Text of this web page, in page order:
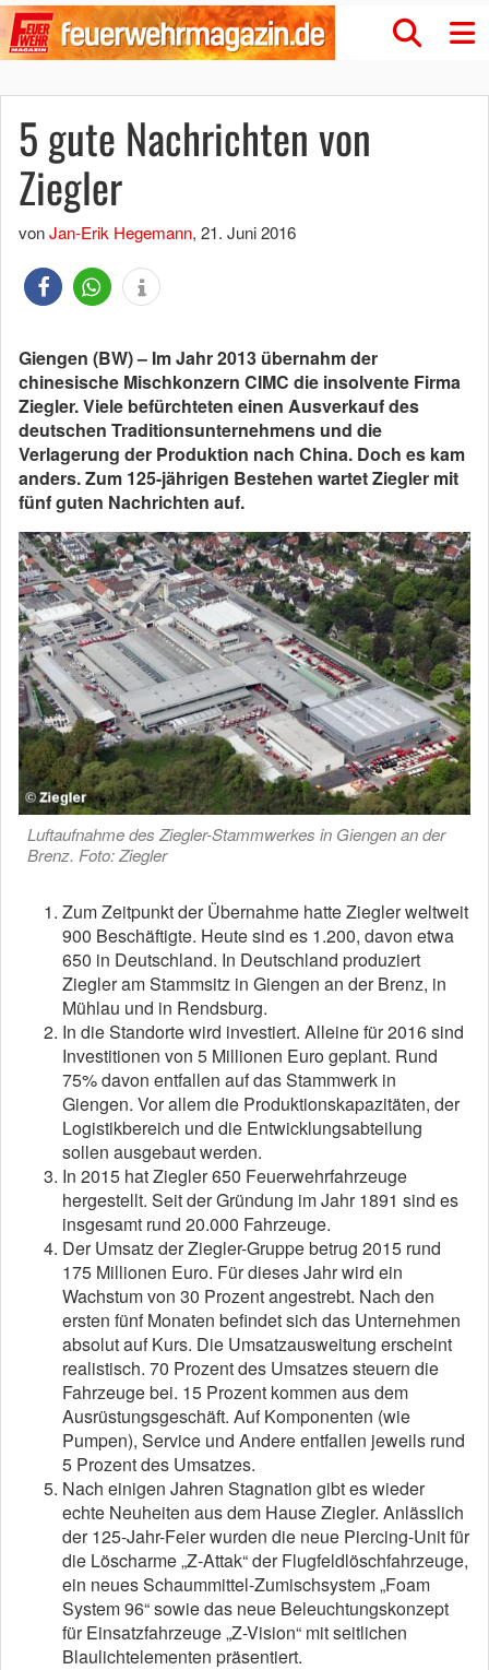
5 gute Nachrichten von
Ziegler
vonJan-Erik Hegemann, 21. Juni 2016
Giengen (BW) – Im Jahr 2013 übernahm der
chinesische Mischkonzern CIMC die insolvente Firma
Ziegler. Viele befürchteten einen Ausverkauf des
deutschen Traditionsunternehmens und die
Verlagerung der Produktion nach China. Doch es kam
anders. Zum 125-jährigen Bestehen wartet Ziegler mit
fünf guten Nachrichten auf.
Luftaufnahme des Ziegler-Stammwerkes in Giengen an der
Brenz. Foto: Ziegler
Zum Zeitpunkt der Übernahme hatte Ziegler weltweit
900 Beschäftigte. Heute sind es 1.200, davon etwa
650 in Deutschland. In Deutschland produziert
Ziegler am Stammsitz in Giengen an der Brenz, in
Mühlau und in Rendsburg.
In die Standorte wird investiert. Alleine für 2016 sind
Investitionen von 5 Millionen Euro geplant. Rund
75% davon entfallen auf das Stammwerk in
Giengen. Vor allem die Produktionskapazitäten, der
Logistikbereich und die Entwicklungsabteilung
sollen ausgebaut werden.
In 2015 hat Ziegler 650 Feuerwehrfahrzeuge
hergestellt. Seit der Gründung im Jahr 1891 sind es
insgesamt rund 20.000 Fahrzeuge.
Der Umsatz der Ziegler-Gruppe betrug 2015 rund
175 Millionen Euro. Für dieses Jahr wird ein
Wachstum von 30 Prozent angestrebt. Nach den
ersten fünf Monaten befindet sich das Unternehmen
absolut auf Kurs. Die Umsatzausweitung erscheint
realistisch. 70 Prozent des Umsatzes steuern die
Fahrzeuge bei. 15 Prozent kommen aus dem
Ausrüstungsgeschäft. Auf Komponenten (wie
Pumpen), Service und Andere entfallen jeweils rund
5 Prozent des Umsatzes.
Nach einigen Jahren Stagnation gibt es wieder
echte Neuheiten aus dem Hause Ziegler. Anlässlich
der 125-Jahr-Feier wurden die neue Piercing-Unit für
die Löscharme „Z-Attak“ der Flugfeldlöschfahrzeuge,
ein neues Schaummittel-Zumischsystem „Foam
System 96“ sowie das neue Beleuchtungskonzept
für Einsatzfahrzeuge „Z-Vision“ mit seitlichen
Blaulichtelementen präsentiert.